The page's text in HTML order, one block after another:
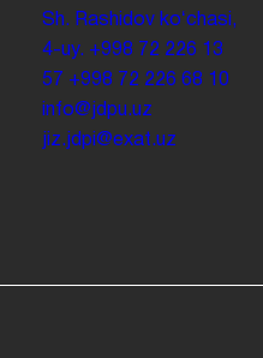
Sh. Rashidov koʻchasi,
4-uy. +998 72 226 13
57 +998 72 226 68 10
info@jdpu.uz
jiz.jdpi@exat.uz